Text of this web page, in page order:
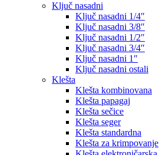
Ključ nasadni
Ključ nasadni 1/4″
Ključ nasadni 3/8″
Ključ nasadni 1/2″
Ključ nasadni 3/4″
Ključ nasadni 1″
Ključ nasadni ostali
Klešta
Klešta kombinovana
Klešta papagaj
Klešta sečice
Klešta seger
Klešta standardna
Klešta za krimpovanje